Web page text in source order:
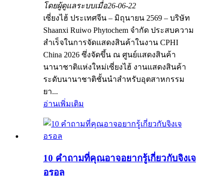
โดยผู้ดูแลระบบเมื่อ26-06-22
เซี่ยงไฮ้ ประเทศจีน – มิถุนายน 2569 – บริษัท
Shaanxi Ruiwo Phytochem จำกัด ประสบความ
สำเร็จในการจัดแสดงสินค้าในงาน CPHI
China 2026 ซึ่งจัดขึ้น ณ ศูนย์แสดงสินค้า
นานาชาติแห่งใหม่เซี่ยงไฮ้ งานแสดงสินค้า
ระดับนานาชาติชั้นนำสำหรับอุตสาหกรรม
ยา...
อ่านเพิ่มเติม
10 คำถามที่คุณอาจอยากรู้เกี่ยวกับจิงเจ
อรอล